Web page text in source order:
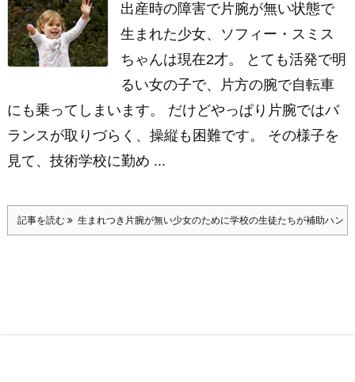
出産時の障害で片腕が無い状態で
生まれた少女、ソフィー・スミス
ちゃんは現在2才。 とても活発で明
るい女の子で、片方の腕で自転車
にも乗ってしまいます。 だけどやっぱり片腕ではバ
ランスが取りづらく、操縦も困難です。 その様子を
見て、技術学校に勤め ...
記事を読む 生まれつき片腕が無い少女のために学校の生徒たちが補助ハン